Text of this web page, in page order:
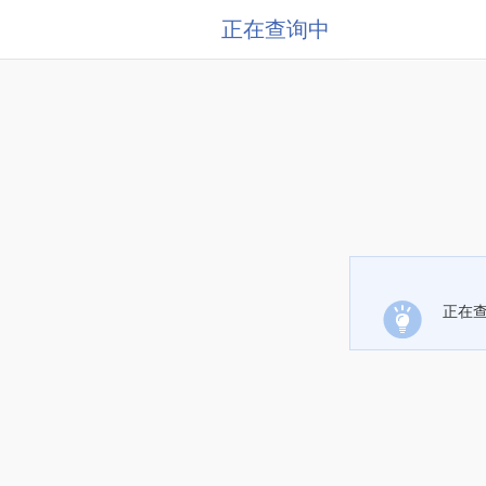
正在查询中
正在